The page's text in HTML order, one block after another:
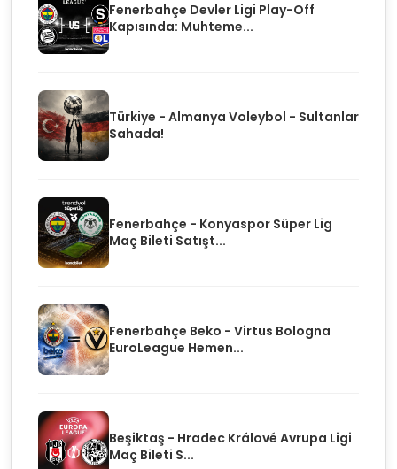
Fenerbahçe Devler Ligi Play-Off
Kapısında: Muhteme...
Türkiye - Almanya Voleybol - Sultanlar
Sahada!
Fenerbahçe - Konyaspor Süper Lig
Maç Bileti Satışt...
Fenerbahçe Beko - Virtus Bologna
EuroLeague Hemen...
Beşiktaş - Hradec Králové Avrupa Ligi
Maç Bileti S...